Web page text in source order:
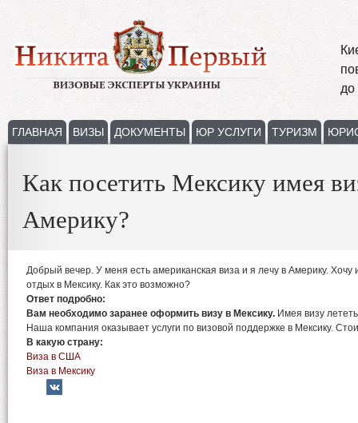
до
ГЛАВНАЯ ВИЗЫ ДОКУМЕНТЫ ЮР УСЛУГИ ТУРИЗМ
Как посетить Мексику имея
Америку?
Добрый вечер. У меня есть американская виза и я лечу в Америку. Хочу
отдых в Мексику. Как это возможно?
Ответ подробно:
Вам необходимо заранее оформить визу в Мексику. Имея визу
Наша компания оказывает услуги по визовой поддержке в Мексику.
В какую страну:
Виза в США
Виза в Мексику